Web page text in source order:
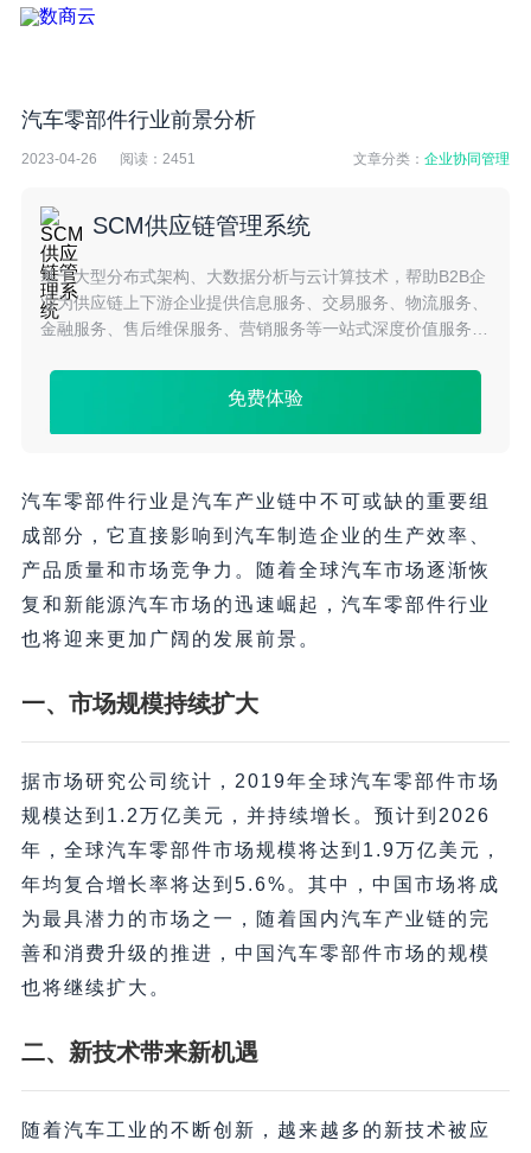
汽车零部件行业前景分析
2023-04-26 阅读： 2451 文章分类：企业协同管理
SCM供应链管理系统
基于大型分布式架构、大数据分析与云计算技术，帮助B2B企
业为供应链上下游企业提供信息服务、交易服务、物流服务、
金融服务、售后维保服务、营销服务等一站式深度价值服务，
免费体验
汽车零部件行业是汽车产业链中不可或缺的重要组
成部分，它直接影响到汽车制造企业的生产效率、
产品质量和市场竞争力。随着全球汽车市场逐渐恢
复和新能源汽车市场的迅速崛起，汽车零部件行业
也将迎来更加广阔的发展前景。
一、市场规模持续扩大
据市场研究公司统计，2019年全球汽车零部件市场
规模达到1.2万亿美元，并持续增长。预计到2026
年，全球汽车零部件市场规模将达到1.9万亿美元，
年均复合增长率将达到5.6%。其中，中国市场将成
为最具潜力的市场之一，随着国内汽车产业链的完
善和消费升级的推进，中国汽车零部件市场的规模
也将继续扩大。
二、新技术带来新机遇
随着汽车工业的不断创新，越来越多的新技术被应